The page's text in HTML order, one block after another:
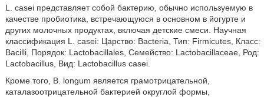
L. casei представляет собой бактерию, обычно используемую в
качестве пробиотика, встречающуюся в основном в йогурте и
других молочных продуктах, включая детские смеси. Научная
классификация L. casei: Царство: Bacteria, Тип: Firmicutes, Класс:
Bacilli, Порядок: Lactobacillales, Семейство: Lactobacillaceae, Род:
Lactobacillus, Вид: Lactobacillus casei.
Кроме того, В. longum является грамотрицательной,
каталазоотрицательной бактерией округлой формы,